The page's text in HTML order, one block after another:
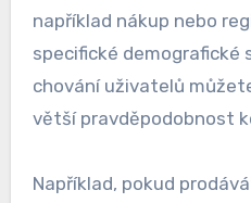
například nákup nebo
specifické demografické
chování uživatelů
větší pravděpodobnost
Například, pokud